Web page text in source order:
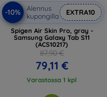
-10%
Alennus
kupongilla
EXTRA10
Spigen Air Skin Pro, gray -
Samsung Galaxy Tab S11
(ACS10217)
87,90 €
79,11 €
Varastossa 1 kpl